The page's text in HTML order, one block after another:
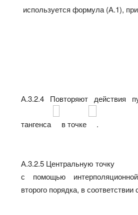
используется формула (А.1),
А.3.2.4 Повторяют действия
тангенса в точке .
А.3.2.5 Центральную точку
с помощью
второго порядка, в